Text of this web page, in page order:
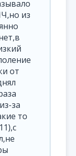
из
от
за
то